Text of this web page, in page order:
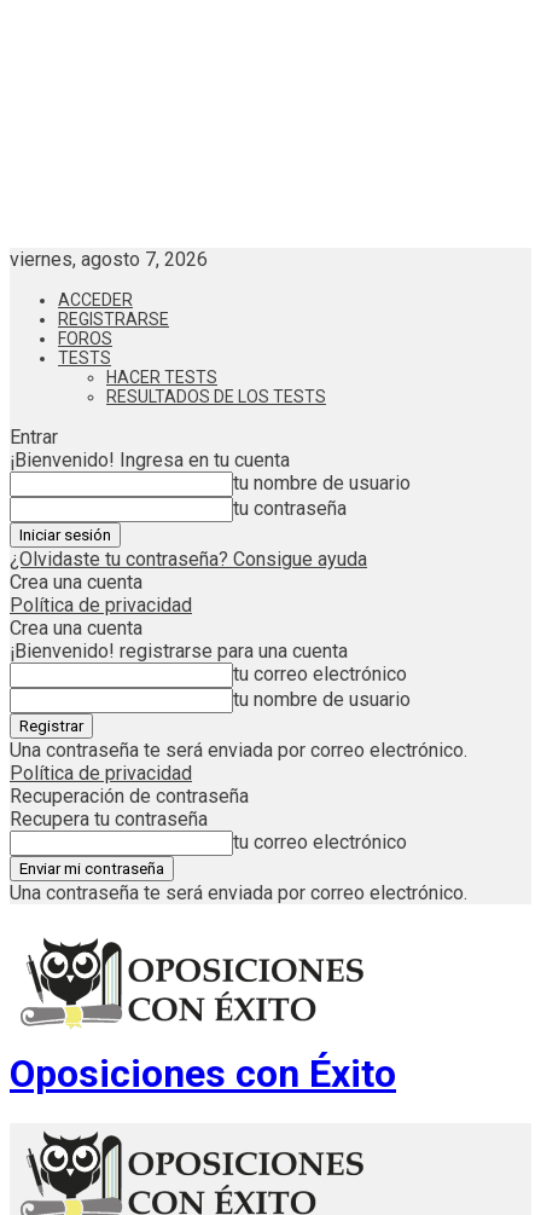
viernes, agosto 7, 2026
ACCEDER
REGISTRARSE
FOROS
TESTS
HACER TESTS
RESULTADOS DE LOS TESTS
Entrar
¡Bienvenido! Ingresa en tu cuenta
tu nombre de usuario
tu contraseña
¿Olvidaste tu contraseña? Consigue ayuda
Crea una cuenta
Política de privacidad
Crea una cuenta
¡Bienvenido! registrarse para una cuenta
tu correo electrónico
tu nombre de usuario
Una contraseña te será enviada por correo electrónico.
Política de privacidad
Recuperación de contraseña
Recupera tu contraseña
tu correo electrónico
Una contraseña te será enviada por correo electrónico.
Oposiciones con Éxito